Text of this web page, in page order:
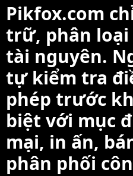
Pikfox.com
trữ, phân
tài nguyên.
tự kiểm tra
phép trước
biệt với mục
mại, in ấn,
phân phối